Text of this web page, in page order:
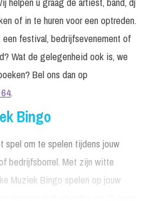
of in te huren voor een optreden.
festival, bedrijfsevenement of
Wat de gelegenheid ook is, we
Bel ons dan op
.
Bingo
spel om te spelen tijdens jouw
bedrijfsborrel. Met zijn witte
Muziek Bingo spelen op jouw